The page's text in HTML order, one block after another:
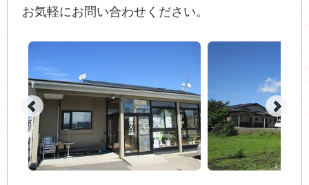
お気軽にお問い合わせください。